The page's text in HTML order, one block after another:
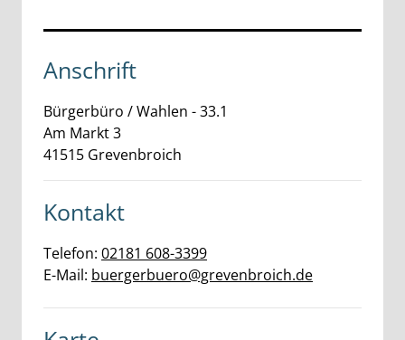
Anschrift
Bürgerbüro / Wahlen - 33.1
Am Markt3
41515 Grevenbroich
Kontakt
Telefon: 02181 608-3399
E-Mail: buergerbuero@grevenbroich.de